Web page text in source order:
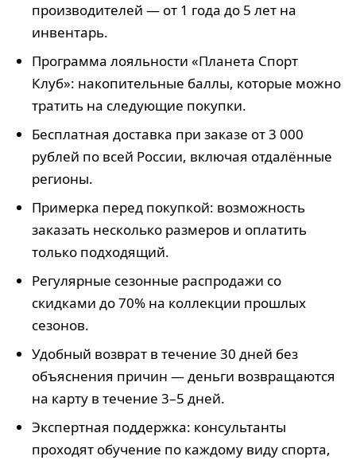
производителей — от 1 года до 5 лет на
инвентарь.
Программа лояльности «Планета Спорт
Клуб»: накопительные баллы, которые можно
тратить на следующие покупки.
Бесплатная доставка при заказе от 3 000
рублей по всей России, включая отдалённые
регионы.
Примерка перед покупкой: возможность
заказать несколько размеров и оплатить
только подходящий.
Регулярные сезонные распродажи со
скидками до 70% на коллекции прошлых
сезонов.
Удобный возврат в течение 30 дней без
объяснения причин — деньги возвращаются
на карту в течение 3–5 дней.
Экспертная поддержка: консультанты
проходят обучение по каждому виду спорта,